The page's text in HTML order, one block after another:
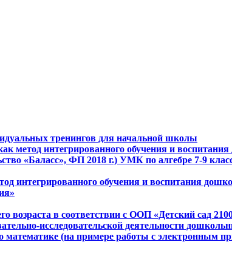
тренингов для начальной школы
интегрированного обучения и
«Баласс», ФП 2018 г.) УМК по алгебре 7-9
интегрированного обучения и воспитания
возраста в соответствии с ООП «Детский сад
исследовательской деятельности
математике (на примере работы с электронным